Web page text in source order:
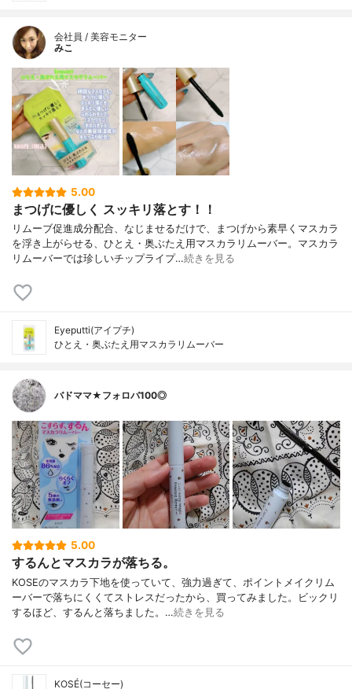
会社員 / 美容モニター
みこ
5.00
まつげに優しく スッキリ落とす！！
リムーブ促進成分配合、なじませるだけで、まつげから素早くマスカラ
を浮き上がらせる、ひとえ・奥ぶたえ用マスカラリムーバー。マスカラ
リムーバーでは珍しいチップライプ…続きを見る
Eyeputti(アイプチ)
ひとえ・奥ぶたえ用マスカラリムーバー
バドママ★フォロバ100◎
5.00
するんとマスカラが落ちる。
KOSEのマスカラ下地を使っていて、強力過ぎて、ポイントメイクリム
ーバーで落ちにくくてストレスだったから、買ってみました。ビックリ
するほど、するんと落ちました。…続きを見る
KOSÉ(コーセー)